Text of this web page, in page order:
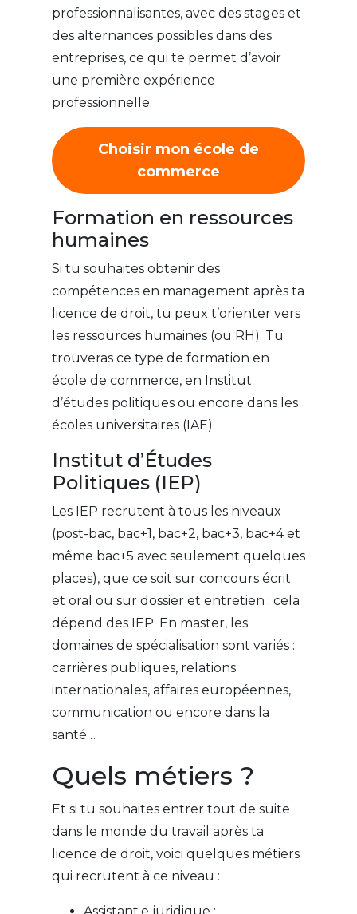
professionnalisantes, avec des stages et
des alternances possibles dans des
entreprises, ce qui te permet d’avoir
une première expérience
professionnelle.
Choisir mon école de
commerce
Formation en ressources
humaines
Si tu souhaites obtenir des
compétences en management après ta
licence de droit, tu peux t’orienter vers
les ressources humaines (ou RH). Tu
trouveras ce type de formation en
école de commerce, en Institut
d’études politiques ou encore dans les
écoles universitaires (IAE).
Institut d’Études
Politiques (IEP)
Les IEP recrutent à tous les niveaux
(post-bac, bac+1, bac+2, bac+3, bac+4 et
même bac+5 avec seulement quelques
places), que ce soit sur concours écrit
et oral ou sur dossier et entretien : cela
dépend des IEP. En master, les
domaines de spécialisation sont variés :
carrières publiques, relations
internationales, affaires européennes,
communication ou encore dans la
santé…
Quels métiers ?
Et si tu souhaites entrer tout de suite
dans le monde du travail après ta
licence de droit, voici quelques métiers
qui recrutent à ce niveau :